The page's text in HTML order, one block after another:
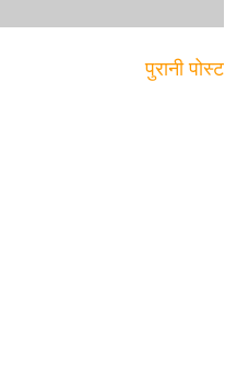
पुरानी पोस्ट